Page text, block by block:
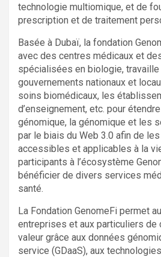
technologie multiomique, et de
prescription et de traitement
Basée à Dubaï, la fondation
avec des centres médicaux et
spécialisées en biologie,
gouvernements nationaux et
soins biomédicaux, les
d’enseignement, etc. pour
génomique, la génomique et les
par le biais du Web 3.0 afin de
accessibles et applicables à la
participants à l’écosystème
bénéficier de divers services
santé.
La Fondation GenomeFi permet
entreprises et aux particuliers de
valeur grâce aux données
service (GDaaS), aux